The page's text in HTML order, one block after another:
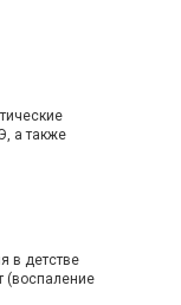
а также
в детстве
(воспаление